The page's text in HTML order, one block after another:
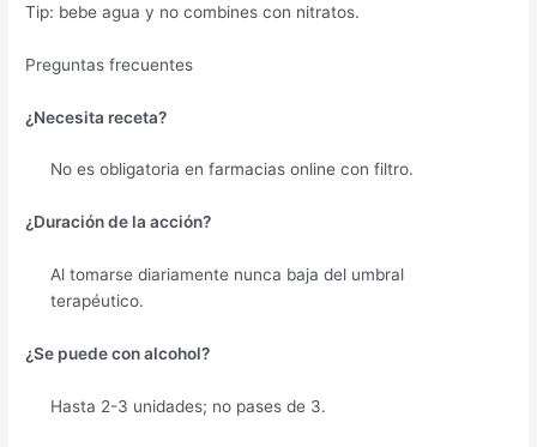
Tip: bebe agua y no combines con nitratos.
Preguntas frecuentes
¿Necesita receta?
No es obligatoria en farmacias online con filtro.
¿Duración de la acción?
Al tomarse diariamente nunca baja del umbral
terapéutico.
¿Se puede con alcohol?
Hasta 2-3 unidades; no pases de 3.